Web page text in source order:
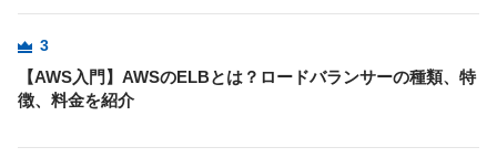
3
【AWS入門】AWSのELBとは？ロードバランサーの種類、特
徴、料金を紹介